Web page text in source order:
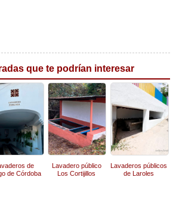
que te podrían interesar
de
de Córdoba
Lavadero público
Los Cortijillos
Lavaderos públicos
de Laroles